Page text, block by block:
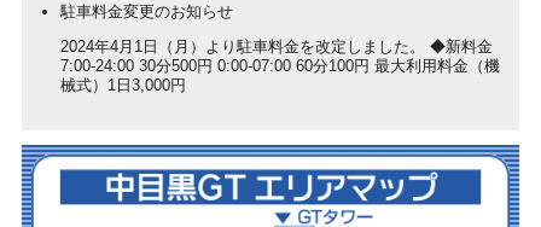
駐車料金変更のお知らせ
2024年4月1日（月）より駐車料金を改定しました。 ◆新料金
7:00-24:00 30分500円 0:00-07:00 60分100円 最大利用料金（機
械式）1日3,000円